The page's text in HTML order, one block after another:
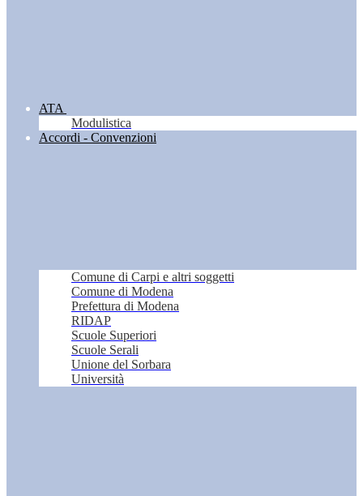
ATA
Modulistica
Accordi - Convenzioni
Comune di Carpi e altri soggetti
Comune di Modena
Prefettura di Modena
RIDAP
Scuole Superiori
Scuole Serali
Unione del Sorbara
Università